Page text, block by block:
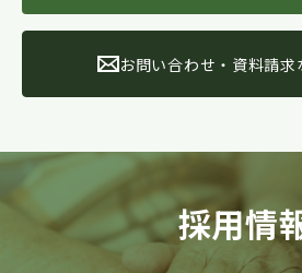
お問い合わせ・資料請求
採用情